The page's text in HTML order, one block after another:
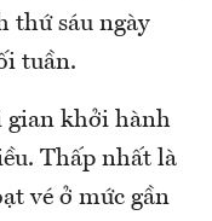
thứ sáu ngày
tuần.
gian khởi hành
Thấp nhất là
vé ở mức gần